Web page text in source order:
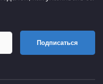
Подписаться